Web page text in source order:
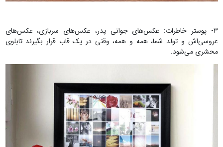
۳- پوستر خاطرات: عکس‌های جوانی پدر، عکس‌های سربازی، عکس‌های
عروسی‌اش و تولد شما، همه و همه، وقتی در یک قاب قرار بگیرند تابلوی
محشری می‌شود.